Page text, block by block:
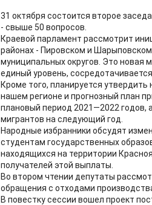
31 октября состоится второе
- свыше 50 вопросов.
Краевой парламент рассмотрит
районах - Пировском и
муниципальных округов. Это новая
единый уровень,
Кроме того, планируется
нашем регионе и прогнозный план
плановый период 2021—2022 годов,
мигрантов на следующий год.
Народные избранники обсудят
студентам государственных
находящихся на территории
получателей этой выплаты.
Во втором чтении депутаты
обращения с отходами
В повестку сессии вошел проект